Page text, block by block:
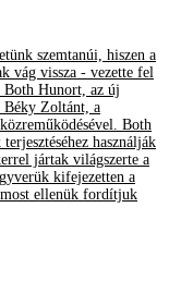
szemtanúi, hiszen a
vág vissza - vezette fel
Both Hunort, az új
Béky Zoltánt, a
Both
használják
jártak világszerte a
kifejezetten a
ellenük fordítjuk